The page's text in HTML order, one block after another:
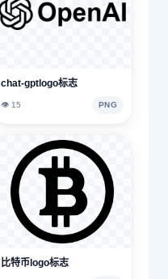
chat-gptlogo标志
👁️ 15 PNG
比特币logo标志